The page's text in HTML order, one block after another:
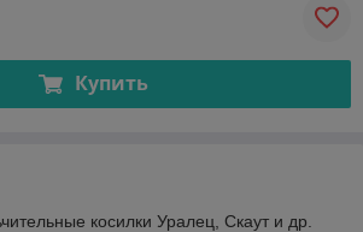
Купить
косилки Уралец, Скаут и др.